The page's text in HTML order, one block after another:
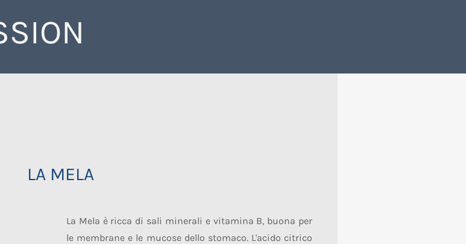
LA MELA
La Mela è ricca di sali minerali e vitamina B, buona per
le membrane e le mucose dello stomaco. L'acido citrico